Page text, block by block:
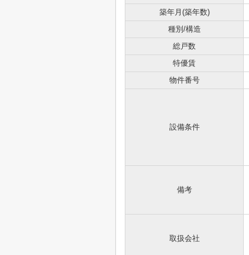
築年月(築年数)
種別/構造
総戸数
特優賃
物件番号
設備条件
備考
取扱会社